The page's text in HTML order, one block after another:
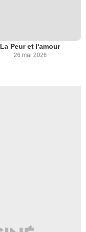
La Peur et l'amour
26 mai 2026